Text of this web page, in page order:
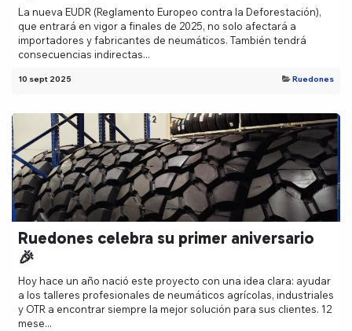
La nueva EUDR (Reglamento Europeo contra la Deforestación),
que entrará en vigor a finales de 2025, no solo afectará a
importadores y fabricantes de neumáticos. También tendrá
consecuencias indirectas...
10 sept 2025 Ruedones
Ruedones celebra su primer aniversario
🎉
Hoy hace un año nació este proyecto con una idea clara: ayudar
a los talleres profesionales de neumáticos agrícolas, industriales
y OTR a encontrar siempre la mejor solución para sus clientes. 12
mese...